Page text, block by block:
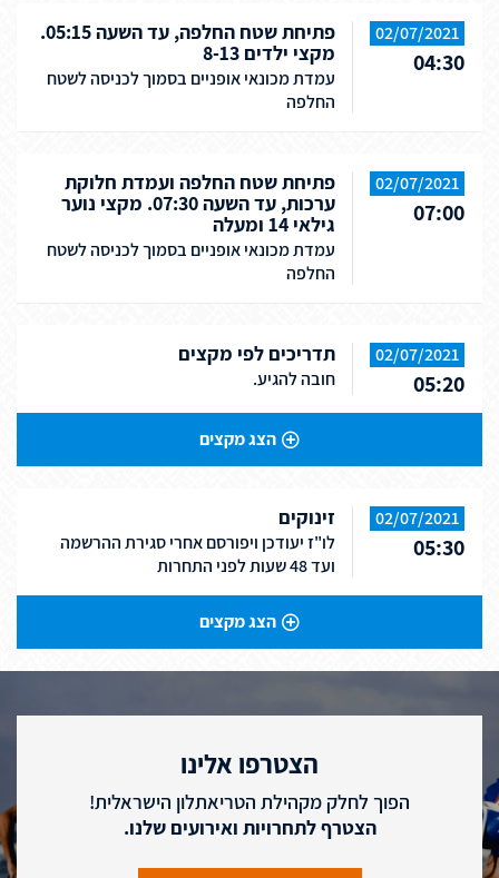
02/07/2021
04:30
פתיחת שטח החלפה, עד השעה 05:15.
מקצי ילדים 8-13
עמדת מכונאי אופניים בסמוך לכניסה לשטח
החלפה
02/07/2021
07:00
פתיחת שטח החלפה ועמדת חלוקת
ערכות, עד השעה 07:30. מקצי נוער
גילאי 14 ומעלה
עמדת מכונאי אופניים בסמוך לכניסה לשטח
החלפה
02/07/2021
05:20
תדריכים לפי מקצים
חובה להגיע.
הצג מקצים
02/07/2021
05:30
זינוקים
לו"ז יעודכן ויפורסם אחרי סגירת ההרשמה
ועד 48 שעות לפני התחרות
הצג מקצים
הצטרפו אלינו
הפוך לחלק מקהילת הטריאתלון הישראלית!
הצטרף לתחרויות ואירועים שלנו.